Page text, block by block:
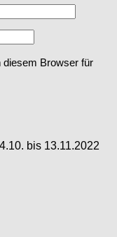
diesem Browser für
bis 13.11.2022